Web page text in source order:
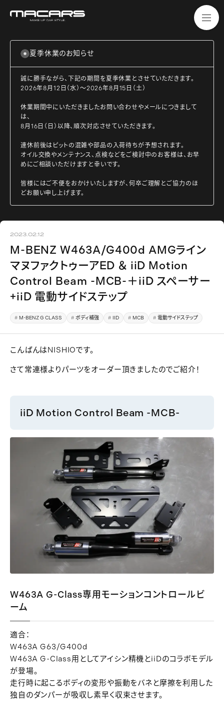
夏季休業のお知らせ
誠に勝手ながら、下記の期間を夏季休業とさせていただきます。
2026年8月12日（水）～2026年8月15日（土）
休業期間中にいただきましたお問い合わせやメールにつきまして
は、
8月16日（日）以降、順次対応させていただきます。
連休前後はピットの混雑や部品の入荷待ちが予想されます。
オイル交換やメンテナンス、点検などをご検討中のお客様は、お早
めにご相談いただけますと幸いです。
皆様にはご不便をおかけいたしますが、何卒ご理解とご協力のほ
どお願い申し上げます。
2023.02.12
M-BENZ W463A/G400d AMGライン
マヌファクトゥーアED ＆ iiD Motion
Control Beam -MCB-＋iiD スペーサー
+iiD 電動サイドステップ
M-BENZ G CLASS ボディ補強 IID MCB 電動サイドステップ
こんばんはNISHIOです。
さて常連様よりパーツをオーダー頂きましたのでご紹介！
iiD Motion Control Beam -MCB-
W463A G-Class専用モーションコントロールビ
ーム
適合：
W463A G63/G400d
W463A G-Class用としてアイシン精機とiiDのコラボモデル
が登場。
走行時に起こるボディの変形や振動をバネと摩擦を利用した
独自のダンパーが吸収し素早く収束させます。